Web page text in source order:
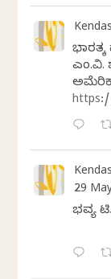
ಎಂ.ವಿ.
29
ಭವ್ಯ